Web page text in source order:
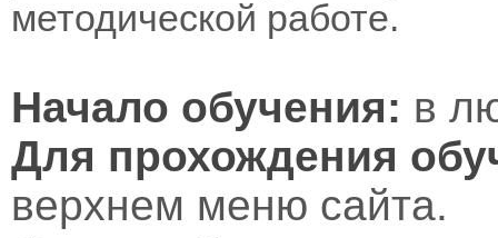
методической работе.
Начало обучения: в
Для прохождения
верхнем меню сайта.